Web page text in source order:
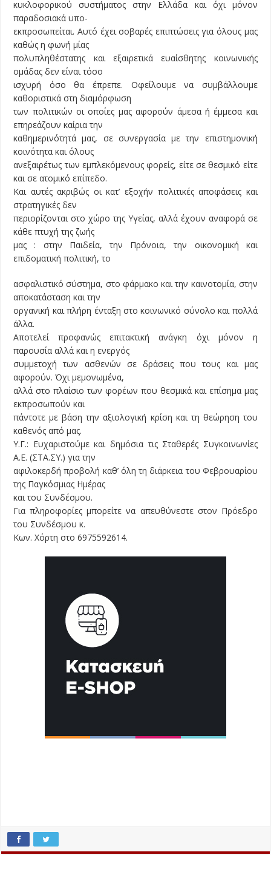
κυκλοφορικού συστήματος στην Ελλάδα και όχι μόνον
παραδοσιακά υπο-
εκπροσωπείται. Αυτό έχει σοβαρές επιπτώσεις για όλους μας
καθώς η φωνή μίας
πολυπληθέστατης και εξαιρετικά ευαίσθητης κοινωνικής
ομάδας δεν είναι τόσο
ισχυρή όσο θα έπρεπε. Οφείλουμε να συμβάλλουμε
καθοριστικά στη διαμόρφωση
των πολιτικών οι οποίες μας αφορούν άμεσα ή έμμεσα και
επηρεάζουν καίρια την
καθημερινότητά μας, σε συνεργασία με την επιστημονική
κοινότητα και όλους
ανεξαιρέτως των εμπλεκόμενους φορείς, είτε σε θεσμικό είτε
και σε ατομικό επίπεδο.
Και αυτές ακριβώς οι κατ’ εξοχήν πολιτικές αποφάσεις και
στρατηγικές δεν
περιορίζονται στο χώρο της Υγείας, αλλά έχουν αναφορά σε
κάθε πτυχή της ζωής
μας : στην Παιδεία, την Πρόνοια, την οικονομική και
επιδοματική πολιτική, το
ασφαλιστικό σύστημα, στο φάρμακο και την καινοτομία, στην
αποκατάσταση και την
οργανική και πλήρη ένταξη στο κοινωνικό σύνολο και πολλά
άλλα.
Αποτελεί προφανώς επιτακτική ανάγκη όχι μόνον η
παρουσία αλλά και η ενεργός
συμμετοχή των ασθενών σε δράσεις που τους και μας
αφορούν. Όχι μεμονωμένα,
αλλά στο πλαίσιο των φορέων που θεσμικά και επίσημα μας
εκπροσωπούν και
πάντοτε με βάση την αξιολογική κρίση και τη θεώρηση του
καθενός από μας.
Υ.Γ.: Ευχαριστούμε και δημόσια τις Σταθερές Συγκοινωνίες
Α.Ε. (ΣΤΑ.ΣΥ.) για την
αφιλοκερδή προβολή καθ’ όλη τη διάρκεια του Φεβρουαρίου
της Παγκόσμιας Ημέρας
και του Συνδέσμου.
Για πληροφορίες μπορείτε να απευθύνεστε στον Πρόεδρο
του Συνδέσμου κ.
Κων. Χόρτη στο 6975592614.